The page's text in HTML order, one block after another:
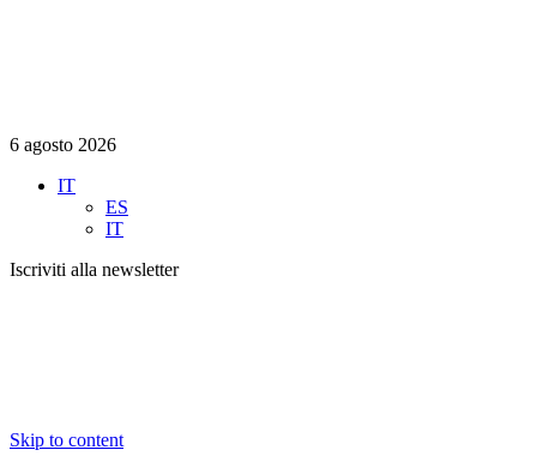
6 agosto 2026
IT
ES
IT
Iscriviti alla newsletter
Skip to content